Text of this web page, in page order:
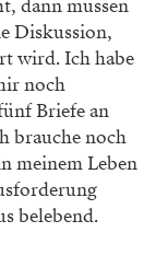
dann müssen
Diskussion,
wird. Ich habe
noch
Briefe an
brauche noch
meinem Leben
belebend.